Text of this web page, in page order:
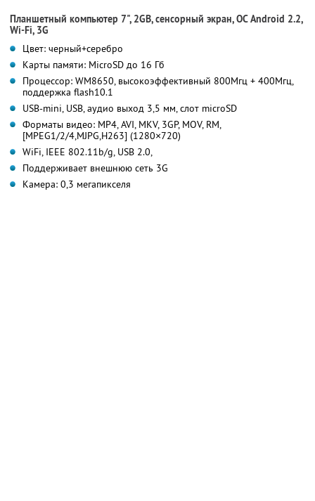
Планшетный компьютер 7", 2GB, сенсорный экран, ОС Android 2.2,
Wi-Fi, 3G
Цвет: черный+серебро
Карты памяти: MicroSD до 16 Гб
Процессор: WM8650, высокоэффективный 800Мгц + 400Мгц,
поддержка flash10.1
USB-mini, USB, аудио выход 3,5 мм, слот microSD
Форматы видео: MP4, AVI, MKV, 3GP, MOV, RM,
[MPEG1/2/4,MJPG,H263] (1280×720)
WiFi, IEEE 802.11b/g, USB 2.0,
Поддерживает внешнюю сеть 3G
Камера: 0,3 мегапикселя